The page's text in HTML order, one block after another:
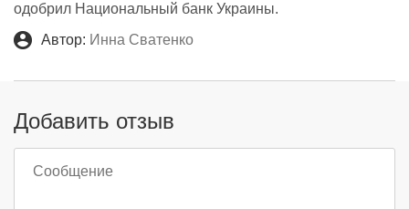
одобрил Национальный банк Украины.
Автор: Инна Сватенко
Добавить отзыв